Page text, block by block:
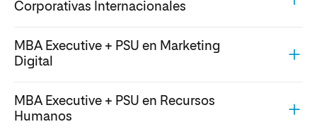
Corporativas Internacionales
MBA Executive + PSU en Marketing
Digital
MBA Executive + PSU en Recursos
Humanos